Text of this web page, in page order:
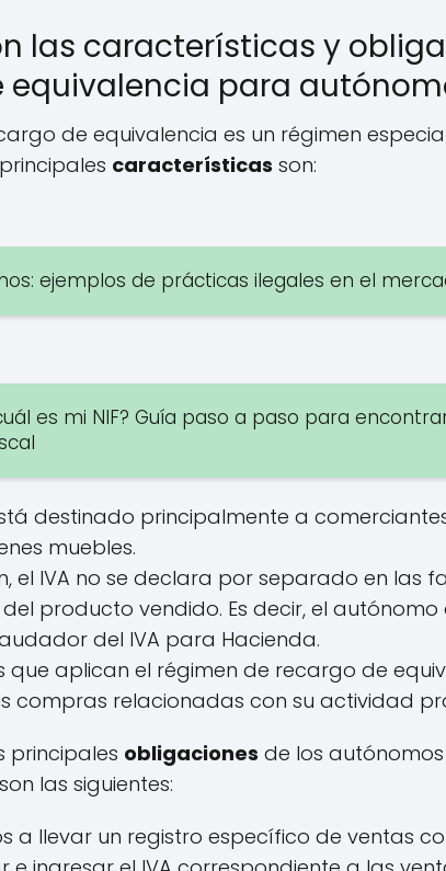
las características y
equivalencia para
de equivalencia es un régimen
características son:
ejemplos de prácticas ilegales en el
es mi NIF? Guía paso a paso para
destinado principalmente a
muebles.
el IVA no se declara por separado en las
producto vendido. Es decir, el
del IVA para Hacienda.
que aplican el régimen de recargo de
compras relacionadas con su actividad
principales obligaciones de los
las siguientes:
a llevar un registro específico de ventas